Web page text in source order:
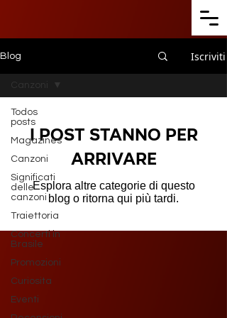
Blog Iscriviti
Todos
posts
Magazines
Canzoni
Significati
delle
canzoni
Traiettoria
Concerti in
Brasile
Promozioni
Curiosita
Eventi
Canzoni
I post stanno per
arrivare
Esplora altre categorie di questo
blog o ritorna qui più tardi.